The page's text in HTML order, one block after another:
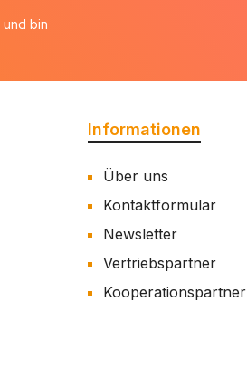
bin
Informationen
Über uns
Kontaktformular
Newsletter
Vertriebspartner
Kooperationspartner